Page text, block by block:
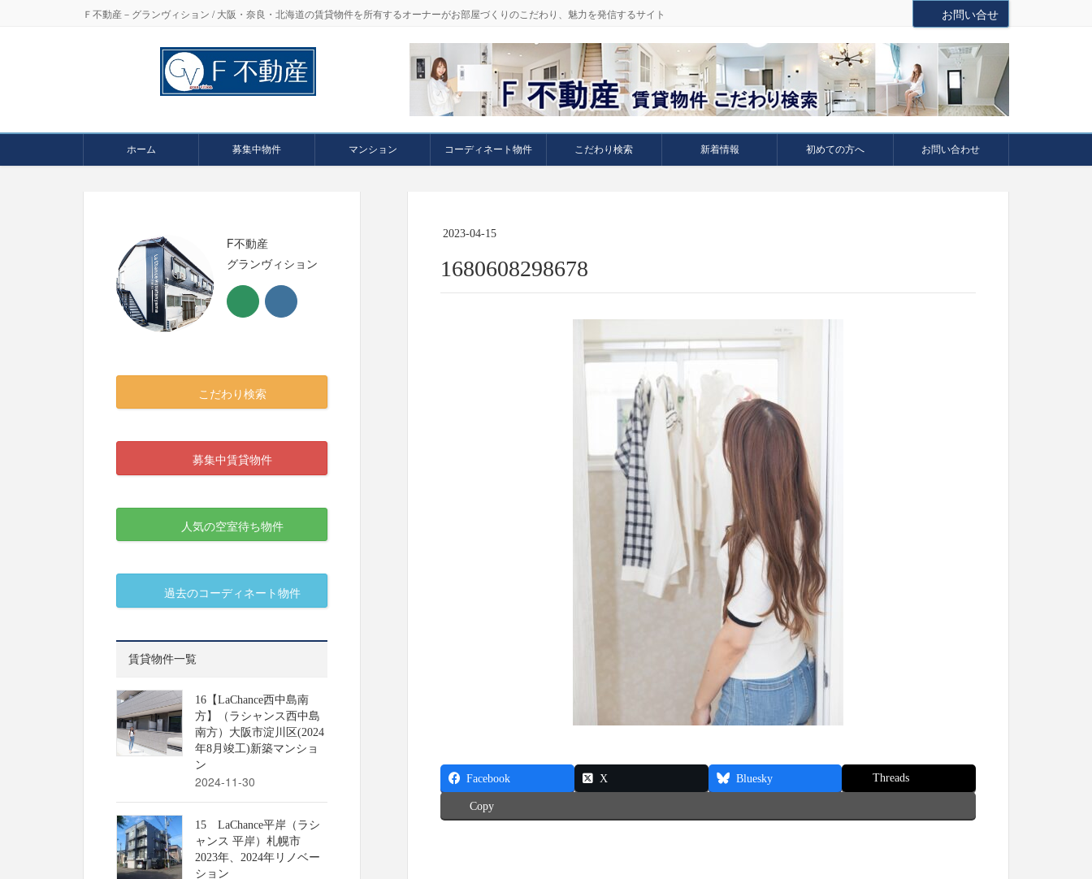
Ｆ不動産－グランヴィション / 大阪・奈良・北海道の賃貸物件を所有するオーナーがお部屋づくりのこだわり、魅力を発信するサイト お問い合せ
ホーム 募集中物件 マンション コーディネート物件 こだわり検索 新着情報 初めての方へ お問い合わせ
2023-04-15
1680608298678
Facebook X Bluesky Threads
Copy
F不動産
グランヴィション
こだわり検索
募集中賃貸物件
人気の空室待ち物件
過去のコーディネート物件
賃貸物件一覧
16【LaChance西中島南
方】（ラシャンス西中島
南方）大阪市淀川区(2024
年8月竣工)新築マンショ
ン
2024-11-30
15 LaChance平岸（ラシ
ャンス 平岸）札幌市
2023年、2024年リノベー
ション